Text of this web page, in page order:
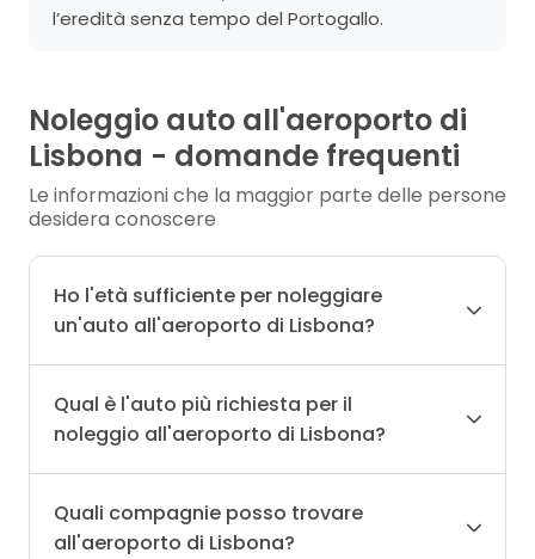
l’eredità senza tempo del Portogallo.
Noleggio auto all'aeroporto di
Lisbona - domande frequenti
Le informazioni che la maggior parte delle persone
desidera conoscere
Ho l'età sufficiente per noleggiare
un'auto all'aeroporto di Lisbona?
Qual è l'auto più richiesta per il
noleggio all'aeroporto di Lisbona?
Quali compagnie posso trovare
all'aeroporto di Lisbona?